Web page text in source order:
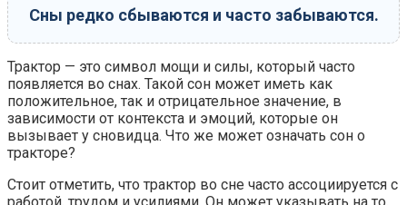
Сны редко сбываются и часто забываются.
Трактор — это символ мощи и силы, который часто
появляется во снах. Такой сон может иметь как
положительное, так и отрицательное значение, в
зависимости от контекста и эмоций, которые он
вызывает у сновидца. Что же может означать сон о
тракторе?
Стоит отметить, что трактор во сне часто ассоциируется с